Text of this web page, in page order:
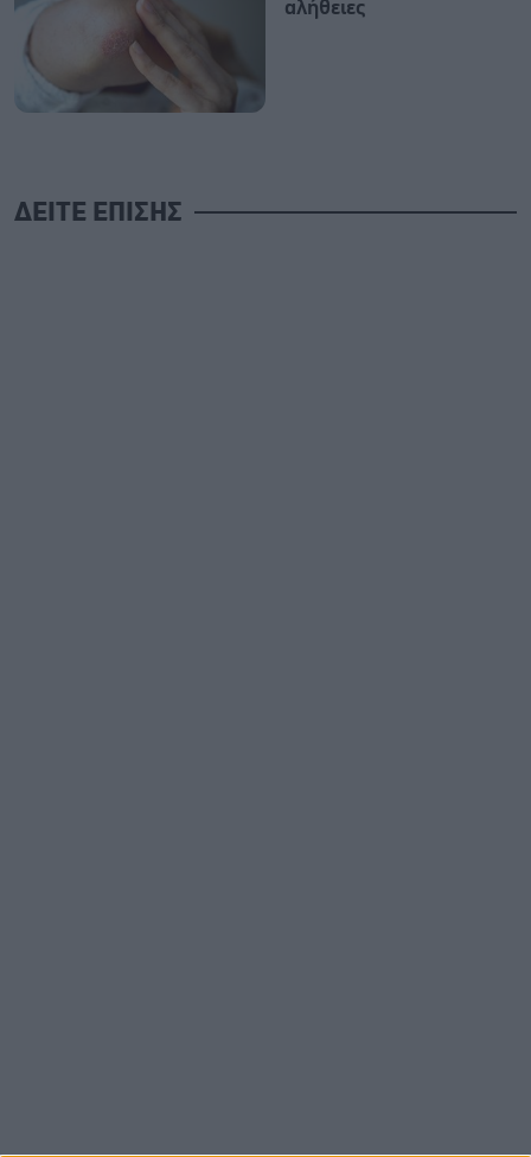
αλήθειες
ΔΕΙΤΕ ΕΠΙΣΗΣ